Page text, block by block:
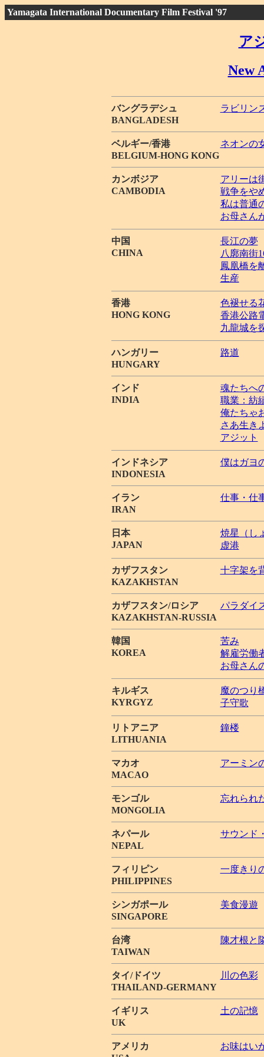
Yamagata International Documentary Film Festival '97
ア
New
バングラデシュ
BANGLADESH
ラビリン
ベルギー/香港
BELGIUM-HONG KONG
ネオンの
カンボジア
CAMBODIA
アリーは
戦争をや
私は普通
お母さん
中国
CHINA
長江の夢
八廓南街
鳳凰橋を
生産
香港
HONG KONG
色褪せる
香港公路
九龍城を
ハンガリー
HUNGARY
路道
インド
INDIA
魂たちへ
職業：紡
俺たちゃ
さあ生き
アジット
インドネシア
INDONESIA
僕はガヨ
イラン
IRAN
仕事・仕
日本
JAPAN
焼星（し
虚港
カザフスタン
KAZAKHSTAN
十字架を
カザフスタン/ロシア
KAZAKHSTAN-RUSSIA
パラダイ
韓国
KOREA
苦み
解雇労働
お母さん
キルギス
KYRGYZ
魔のつり
子守歌
リトアニア
LITHUANIA
鐘楼
マカオ
MACAO
アーミン
モンゴル
MONGOLIA
忘れられ
ネパール
NEPAL
サウンド
フィリピン
PHILIPPINES
一度きり
シンガポール
SINGAPORE
美食漫遊
台湾
TAIWAN
陳才根と
タイ/ドイツ
THAILAND-GERMANY
川の色彩
イギリス
UK
土の記憶
アメリカ
お味はい